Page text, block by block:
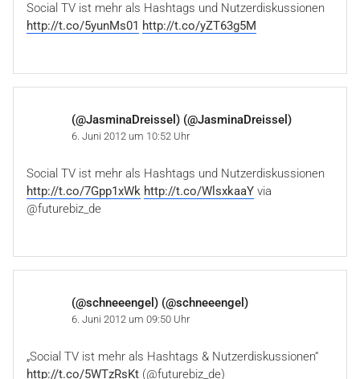
Social TV ist mehr als Hashtags und Nutzerdiskussionen
http://t.co/5yunMs01 http://t.co/yZT63g5M
(@JasminaDreissel) (@JasminaDreissel)
6. Juni 2012 um 10:52 Uhr
Social TV ist mehr als Hashtags und Nutzerdiskussionen
http://t.co/7Gpp1xWk http://t.co/WlsxkaaY via
@futurebiz_de
(@schneeengel) (@schneeengel)
6. Juni 2012 um 09:50 Uhr
„Social TV ist mehr als Hashtags & Nutzerdiskussionen“
http://t.co/5WTzRsKt (@futurebiz_de)